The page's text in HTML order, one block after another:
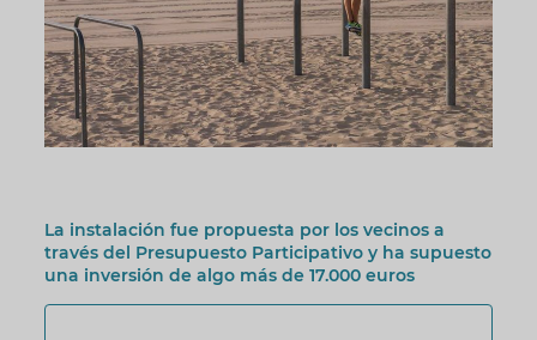
La instalación fue propuesta por los vecinos a
través del Presupuesto Participativo y ha supuesto
una inversión de algo más de 17.000 euros